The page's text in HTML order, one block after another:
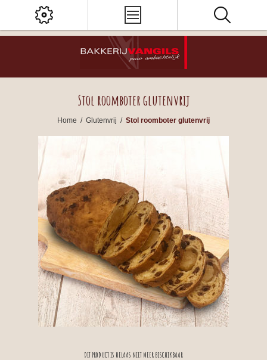
Stol roomboter glutenvrij
Home / Glutenvrij / Stol roomboter glutenvrij
DIT PRODUCT IS HELAAS NIET MEER BESCHIKBAAR